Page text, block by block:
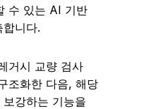
수 있는 AI 기반
니다.
거시 교량 검사
조화한 다음, 해당
강하는 기능을